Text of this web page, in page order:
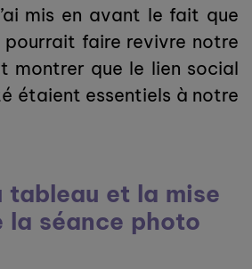
mis en avant le fait que
faire revivre notre
montrer que le lien social
étaient essentiels à notre
tableau et la mise
la séance photo